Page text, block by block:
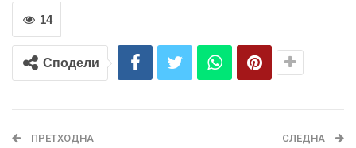
14
Сподели
ПРЕТХОДНА СЛЕДНА